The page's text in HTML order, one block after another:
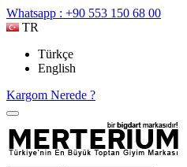
Whatsapp : +90 553 150 68 00
TR
Türkçe
English
Kargom Nerede ?